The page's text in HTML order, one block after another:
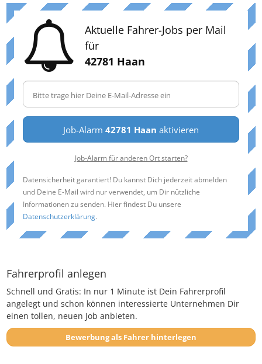
Aktuelle Fahrer-Jobs per Mail
für
42781 Haan
Job-Alarm 42781 Haan aktivieren
Job-Alarm für anderen Ort starten?
Datensicherheit garantiert! Du kannst Dich jederzeit abmelden
und Deine E-Mail wird nur verwendet, um Dir nützliche
Informationen zu senden. Hier findest Du unsere
Datenschutzerklärung.
Fahrerprofil anlegen
Schnell und Gratis: In nur 1 Minute ist Dein Fahrerprofil
angelegt und schon können interessierte Unternehmen Dir
einen tollen, neuen Job anbieten.
Bewerbung als Fahrer hinterlegen